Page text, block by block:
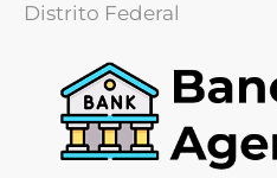
Distrito Federal